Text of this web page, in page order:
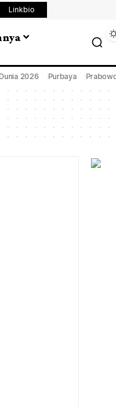
Linkbio
2026 Purbaya